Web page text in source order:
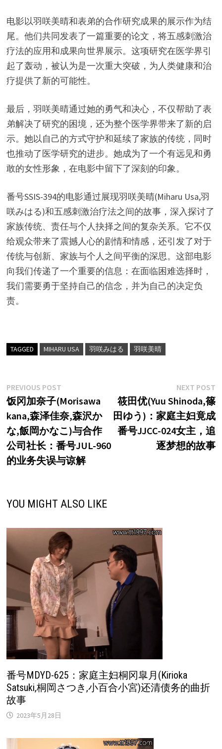
电影以羽咲美晴和表弟的合作研究成果的展示作为结
尾。他们共同发表了一篇重要的论文，将五感刺激治
疗法的应用和成果向世界展示。这项研究在医学界引
起了轰动，被认为是一次重大突破，为人类健康和治
疗提供了新的可能性。
最后，羽咲美晴通过她的勇气和决心，不仅帮助了表
弟解决了研究的困境，还为整个医学界带来了新的启
示。她以自己的方式守护和延续了家族的传统，同时
也推动了医学研究的进步。她成为了一个有远见和勇
敢的女性形象，在电影中留下了深刻的印象。
番号SSIS-394的电影通过展现羽咲美晴(Miharu Usa,羽
咲みはる)和五感刺激治疗法之间的故事，深入探讨了
家族传统、责任与个人抉择之间的复杂关系。它不仅
给观众带来了震撼人心的剧情和情感，还引发了对于
传统与创新、家族与个人之间平衡的深思。这部电影
向我们传递了一个重要的信息：在面临困难选择时，
我们需要勇于坚持自己的信念，并为自己的决定负
责。
TAGGED MIHARU USA 羽咲みはる 羽咲美晴
文
章
导
航
PREVIOUS POSTPrevious
post:
饭冈加奈子(Morisawa
kana,森泽佳奈,森沢か
な,飯岡かなこ)与合作
公司社长：番号JUL-960
的业务失误与谅解
NEXT POST
筱田优(Yuu Shinoda,篠
田ゆう)：家庭主妇竟成
番号JJCC-024女主，追
逐梦想的故事
YOU MIGHT ALSO LIKE
番号MDYD-625：家庭主妇桐冈皐月(Kirioka
Satsuki,桐岡さつき,小百合小宮)还清债务的曲折
故事
2023年5月28日